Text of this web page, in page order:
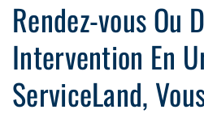
Rendez-vous Ou
Intervention En
ServiceLand,